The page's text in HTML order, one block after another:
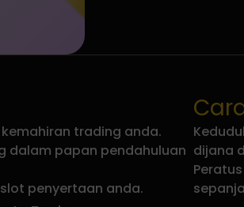
trading anda.
dalam papan pendahuluan
penyertaan anda.
dijana